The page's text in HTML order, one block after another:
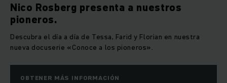
Nico Rosberg presenta a nuestros
pioneros.
Descubra el día a día de Tessa, Farid y Florian en nuestra
nueva docuserie «Conoce a los pioneros».
OBTENER MÁS INFORMACIÓN